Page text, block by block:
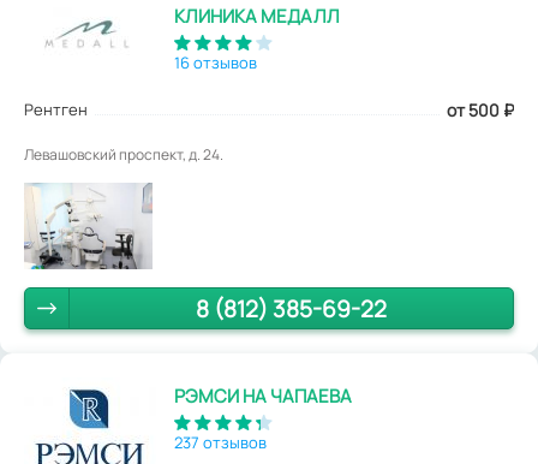
КЛИНИКА МЕДАЛЛ
16 отзывов
Рентген от 500 ₽
Левашовский проспект, д. 24.
8 (812) 385-69-22
РЭМСИ НА ЧАПАЕВА
237 отзывов